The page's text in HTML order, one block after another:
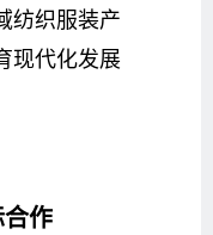
纺织服装产
现代化发展
作